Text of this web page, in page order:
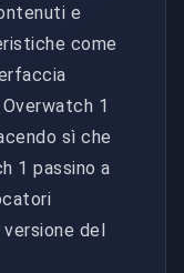
e
come
1
sì che
1 passino a
del